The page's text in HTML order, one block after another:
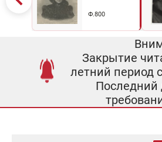
Ф.800
Закрытие
летний период
Последний